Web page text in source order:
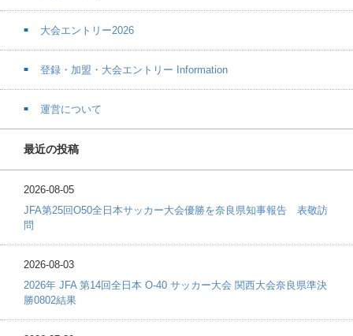
大会エントリー2026
登録・加盟・大会エントリー Information
運営について
最近の投稿
2026-08-05
JFA第25回O50全日本サッカー大会優勝を奈良県知事報告 表敬訪
問
2026-08-03
2026年 JFA 第14回全日本 O-40 サッカー大会 関西大会奈良県準決
勝0802結果